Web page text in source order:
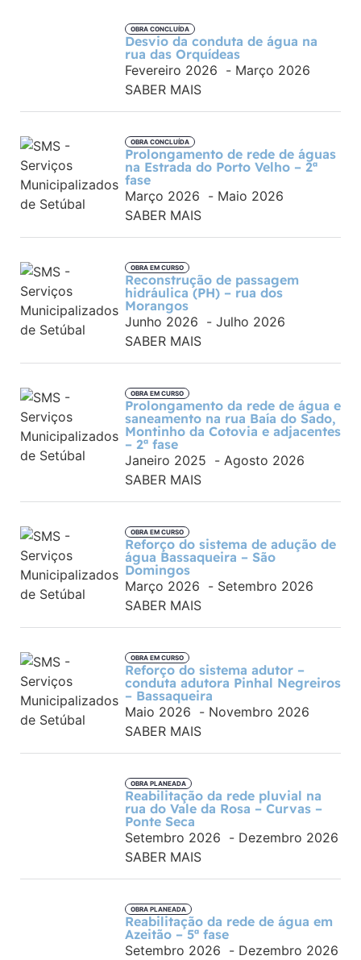
OBRA CONCLUÍDA
Desvio da conduta de água na
rua das Orquídeas
Fevereiro 2026 - Março 2026
SABER MAIS
OBRA CONCLUÍDA
Prolongamento de rede de águas
na Estrada do Porto Velho – 2ª
fase
Março 2026 - Maio 2026
SABER MAIS
OBRA EM CURSO
Reconstrução de passagem
hidráulica (PH) – rua dos
Morangos
Junho 2026 - Julho 2026
SABER MAIS
OBRA EM CURSO
Prolongamento da rede de água e
saneamento na rua Baía do Sado,
Montinho da Cotovia e adjacentes
– 2ª fase
Janeiro 2025 - Agosto 2026
SABER MAIS
OBRA EM CURSO
Reforço do sistema de adução de
água Bassaqueira – São
Domingos
Março 2026 - Setembro 2026
SABER MAIS
OBRA EM CURSO
Reforço do sistema adutor –
conduta adutora Pinhal Negreiros
– Bassaqueira
Maio 2026 - Novembro 2026
SABER MAIS
OBRA PLANEADA
Reabilitação da rede pluvial na
rua do Vale da Rosa – Curvas –
Ponte Seca
Setembro 2026 - Dezembro 2026
SABER MAIS
OBRA PLANEADA
Reabilitação da rede de água em
Azeitão – 5ª fase
Setembro 2026 - Dezembro 2026